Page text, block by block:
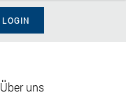
LOGIN
Über uns